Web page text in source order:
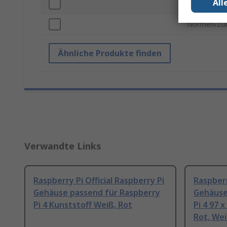
Normen/
Ähnliche Produkte finden
Verwandte Links
Raspberry Pi Official Raspberry Pi
Gehäuse passend für Raspberry
Pi 4 Kunststoff Weiß, Rot
Pi 4 97
Rot,